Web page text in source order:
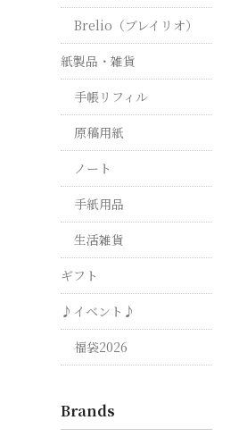
Brelio（ブレイリオ）
紙製品・雑貨
手帳リフィル
原稿用紙
ノート
手紙用品
生活雑貨
ギフト
♪イベント♪
福袋2026
Brands